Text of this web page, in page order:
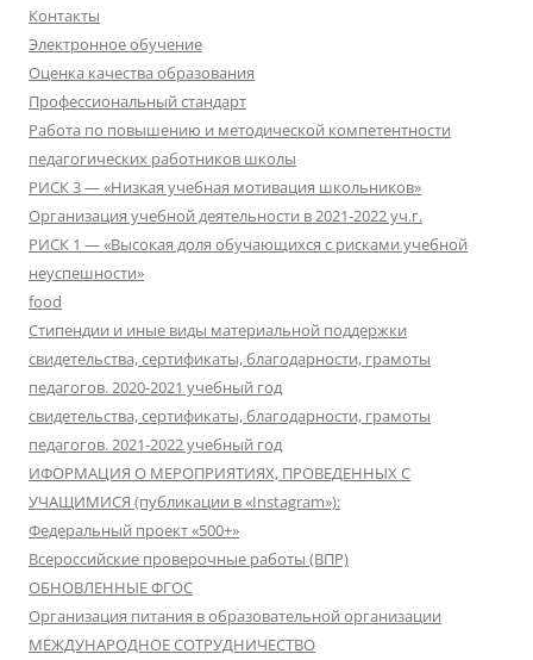
Контакты
Электронное обучение
Оценка качества образования
Профессиональный стандарт
Работа по повышению и методической компетентности
педагогических работников школы
РИСК 3 — «Низкая учебная мотивация школьников»
Организация учебной деятельности в 2021-2022 уч.г.
РИСК 1 — «Высокая доля обучающихся с рисками учебной
неуспешности»
food
Стипендии и иные виды материальной поддержки
свидетельства, сертификаты, благодарности, грамоты
педагогов. 2020-2021 учебный год
свидетельства, сертификаты, благодарности, грамоты
педагогов. 2021-2022 учебный год
ИФОРМАЦИЯ О МЕРОПРИЯТИЯХ, ПРОВЕДЕННЫХ С
УЧАЩИМИСЯ (публикации в «Instagram»):
Федеральный проект «500+»
Всероссийские проверочные работы (ВПР)
ОБНОВЛЕННЫЕ ФГОС
Организация питания в образовательной организации
МЕЖДУНАРОДНОЕ СОТРУДНИЧЕСТВО